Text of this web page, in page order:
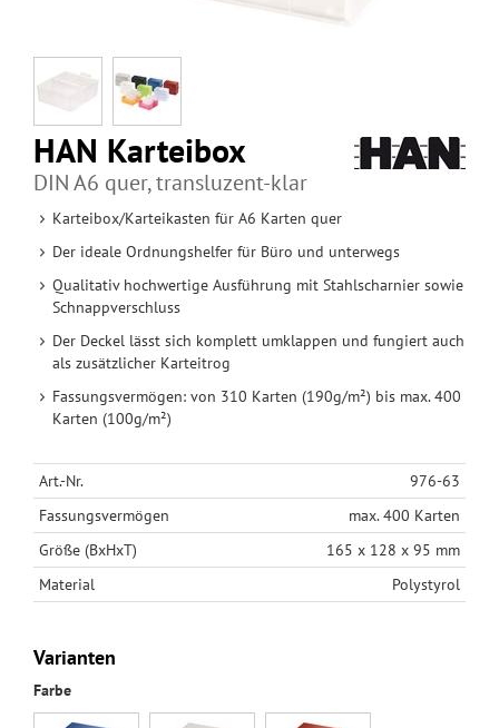
HAN Karteibox
DIN A6 quer, transluzent-klar
Karteibox/Karteikasten für A6 Karten quer
Der ideale Ordnungshelfer für Büro und unterwegs
Qualitativ hochwertige Ausführung mit Stahlscharnier sowie
Schnappverschluss
Der Deckel lässt sich komplett umklappen und fungiert auch
als zusätzlicher Karteitrog
Fassungsvermögen: von 310 Karten (190g/m²) bis max. 400
Karten (100g/m²)
Art.-Nr.
976-63
Fassungsvermögen
max. 400 Karten
Größe (BxHxT)
165 x 128 x 95 mm
Material
Polystyrol
Varianten
Farbe